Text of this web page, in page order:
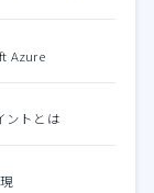
Azure
ントとは